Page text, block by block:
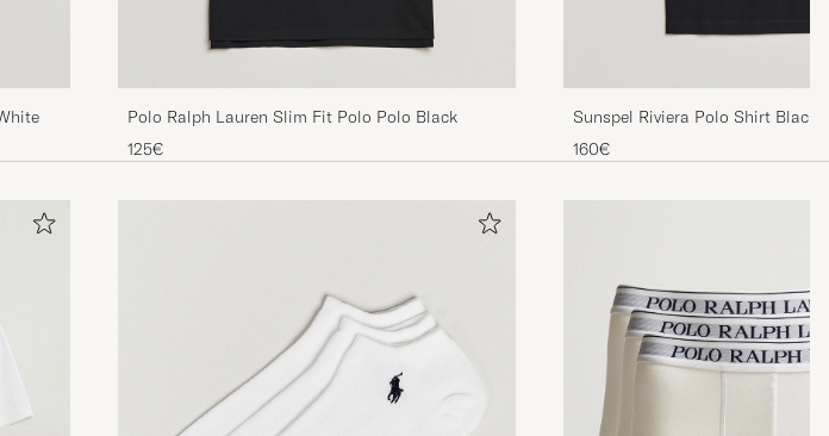
Polo Ralph Lauren Slim Fit Polo Polo Black
125€
Sunspel Riviera Polo Shirt Black
160€